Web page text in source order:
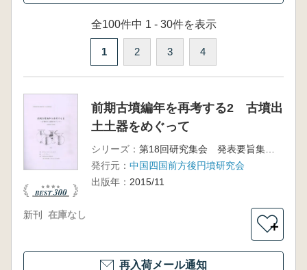
全100件中 1 - 30件を表示
1 2 3 4
前期古墳編年を再考する2 古墳出
土土器をめぐって
シリーズ：
第18回研究集会 発表要旨集・資料集
発行元： 中国四国前方後円墳研究会
出版年： 2015/11
新刊 在庫なし
＋
再入荷メール通知